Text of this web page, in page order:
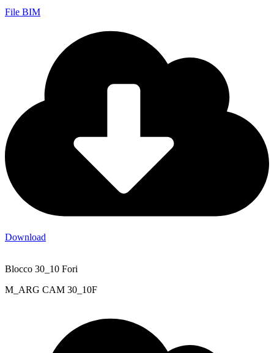
File BIM
Download
Blocco 30_10 Fori
M_ARG CAM 30_10F